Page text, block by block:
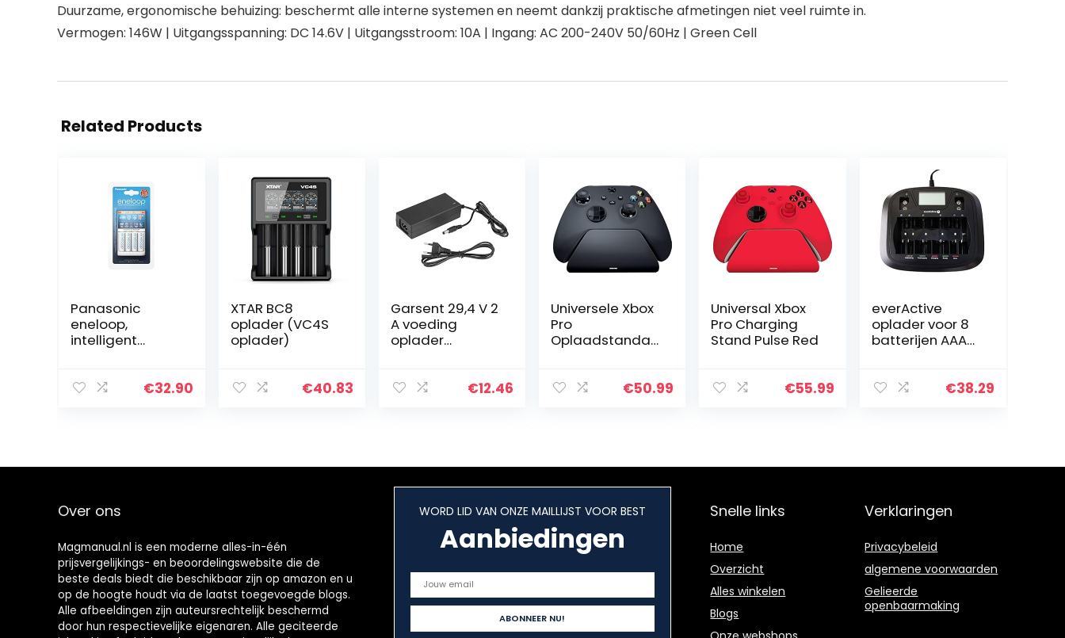
Duurzame, ergonomische behuizing: beschermt alle interne systemen en neemt dankzij praktische afmetingen niet veel ruimte in.
Vermogen: 146W | Uitgangsspanning: DC 14.6V | Uitgangsstroom: 10A | Ingang: AC 200-240V 50/60Hz | Green Cell
Related Products
Panasonic
eneloop,
intelligent
NiMH-accu’s
€32.90
XTAR BC8
oplader (VC4S
oplader)
€40.83
Garsent 29,4 V 2
A voeding
oplader
batterij (EU)€12.46
Universele Xbox
Pro
Oplaadstandaa
€50.99
Universal Xbox
Pro Charging
Stand Pulse Red
€55.99
everActive
oplader voor 8
batterijen AAA
snel,
€38.29
Over ons
Magmanual.nl is een moderne alles-in-één
prijsvergelijkings- en beoordelingswebsite die de
beste deals biedt die beschikbaar zijn op amazon en u
op de hoogte houdt via de laatst toegevoegde blogs.
Alle afbeeldingen zijn auteursrechtelijk beschermd
door hun respectievelijke eigenaren. Alle geciteerde
WORD LID VAN ONZE MAILLIJST VOOR BEST
Aanbiedingen
Snelle links
Home
Overzicht
Alles winkelen
Blogs
Verklaringen
Privacybeleid
algemene voorwaarden
Gelieerde
openbaarmaking